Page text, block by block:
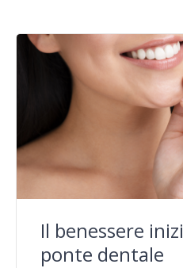
Il benessere
ponte dentale